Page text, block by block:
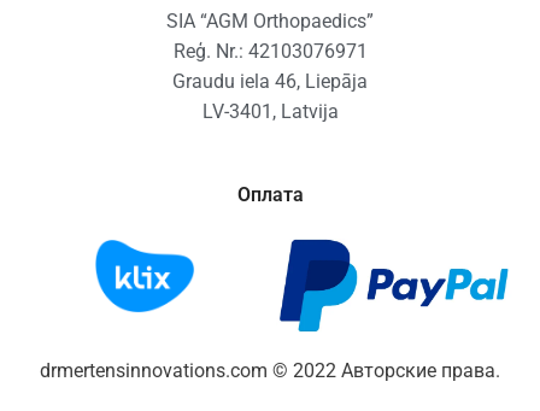
SIA “AGM Orthopaedics”
Reģ. Nr.: 42103076971
Graudu iela 46, Liepāja
LV-3401, Latvija
Оплата
drmertensinnovations.com © 2022 Авторские права.